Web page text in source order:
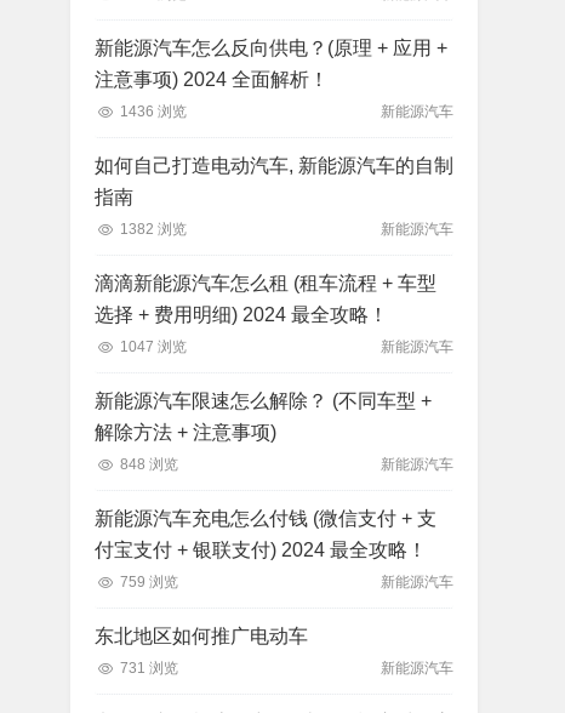
新能源汽车怎么反向供电？(原理 + 应用 +
注意事项) 2024 全面解析！
1436 浏览 新能源汽车
如何自己打造电动汽车, 新能源汽车的自制
指南
1382 浏览 新能源汽车
滴滴新能源汽车怎么租 (租车流程 + 车型
选择 + 费用明细) 2024 最全攻略！
1047 浏览 新能源汽车
新能源汽车限速怎么解除？ (不同车型 +
解除方法 + 注意事项)
848 浏览 新能源汽车
新能源汽车充电怎么付钱 (微信支付 + 支
付宝支付 + 银联支付) 2024 最全攻略！
759 浏览 新能源汽车
东北地区如何推广电动车
731 浏览 新能源汽车